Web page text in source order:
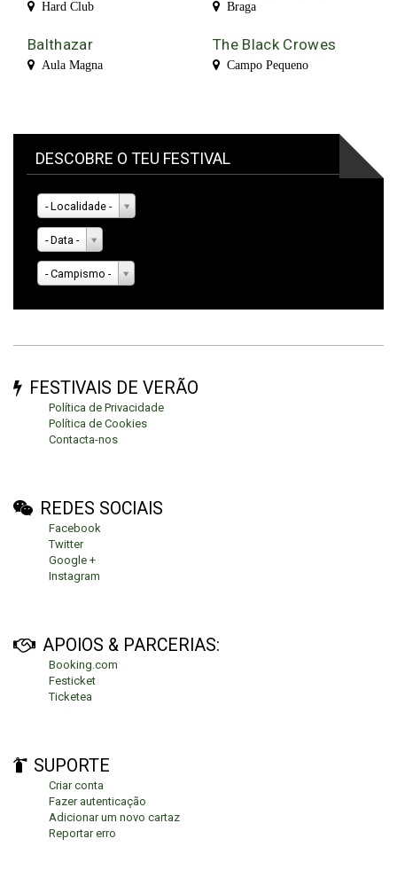
Hard Club Braga
Balthazar
Aula Magna
The Black Crowes
Campo Pequeno
DESCOBRE O TEU FESTIVAL
- Localidade -
- Data -
- Campismo -
FESTIVAIS DE VERÃO
Política de Privacidade
Política de Cookies
Contacta-nos
REDES SOCIAIS
Facebook
Twitter
Google +
Instagram
APOIOS & PARCERIAS:
Booking.com
Festicket
Ticketea
SUPORTE
Criar conta
Fazer autenticação
Adicionar um novo cartaz
Reportar erro